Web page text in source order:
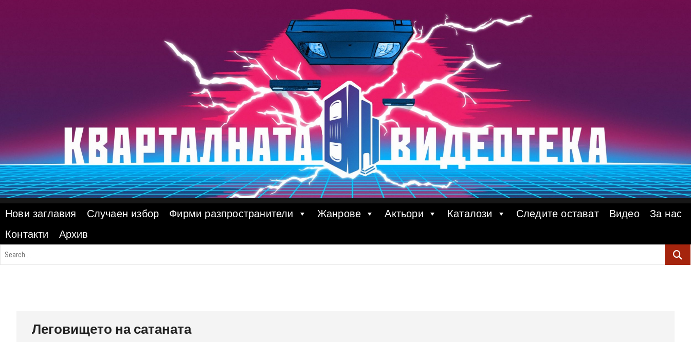
Нови заглавия Случаен избор Фирми разпространители Жанрове Актьори Каталози Следите остават Видео
За нас
Контакти
Архив
Леговището на сатаната